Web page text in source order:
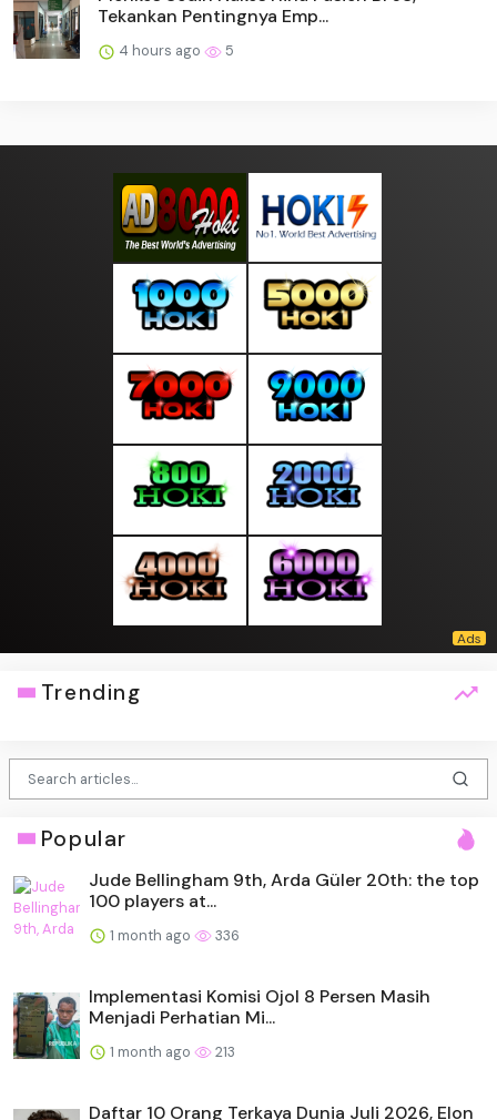
Tekankan Pentingnya Emp...
4 hours ago 5
Trending
Popular
Jude Bellingham 9th, Arda Güler 20th: the top
100 players at...
1 month ago 336
Implementasi Komisi Ojol 8 Persen Masih
Menjadi Perhatian Mi...
1 month ago 213
Daftar 10 Orang Terkaya Dunia Juli 2026, Elon